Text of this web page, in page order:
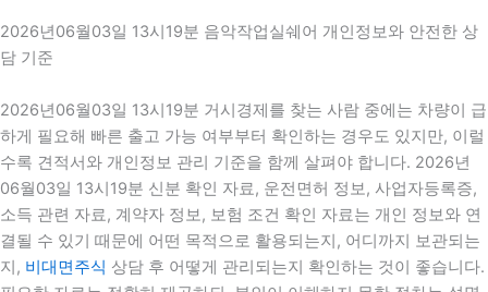
2026년06월03일 13시19분 음악작업실쉐어 개인정보와 안전한 상
담 기준
2026년06월03일 13시19분 거시경제를 찾는 사람 중에는 차량이 급
하게 필요해 빠른 출고 가능 여부부터 확인하는 경우도 있지만, 이럴
수록 견적서와 개인정보 관리 기준을 함께 살펴야 합니다. 2026년
06월03일 13시19분 신분 확인 자료, 운전면허 정보, 사업자등록증,
소득 관련 자료, 계약자 정보, 보험 조건 확인 자료는 개인 정보와 연
결될 수 있기 때문에 어떤 목적으로 활용되는지, 어디까지 보관되는
지, 비대면주식 상담 후 어떻게 관리되는지 확인하는 것이 좋습니다.